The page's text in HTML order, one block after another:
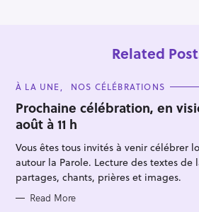
Related
C
T
E
G
O
R
I
E
S
À LA UNE NOS CÉLÉBRATIONS
Prochaine célébration, en
août à 11 h
Vous êtes tous invités à venir célébrer
autour la Parole. Lecture des textes de
partages, chants, prières et images.
Read More